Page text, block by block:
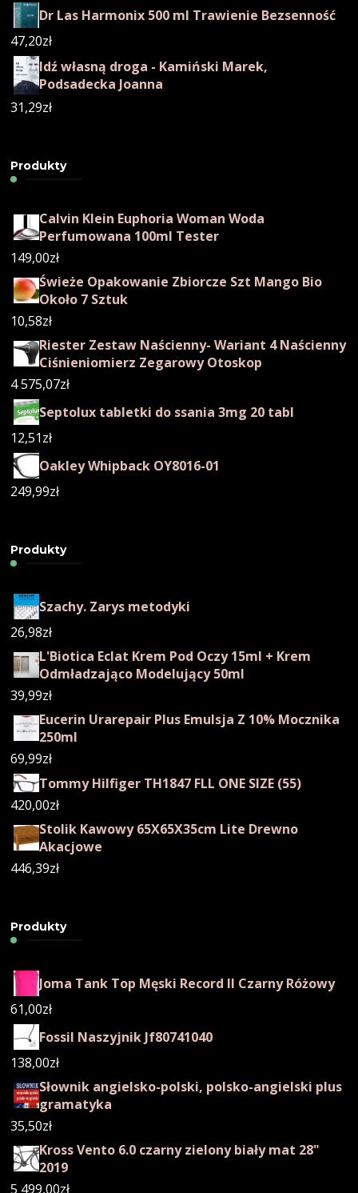
Dr Las Harmonix 500 ml Trawienie Bezsenność
47,20zł
Idź własną droga - Kamiński Marek,
Podsadecka Joanna
31,29zł
Produkty
Calvin Klein Euphoria Woman Woda
Perfumowana 100ml Tester
149,00zł
Świeże Opakowanie Zbiorcze Szt Mango Bio
Około 7 Sztuk
10,58zł
Riester Zestaw Naścienny- Wariant 4 Naścienny
Ciśnieniomierz Zegarowy Otoskop
4 575,07zł
Septolux tabletki do ssania 3mg 20 tabl
12,51zł
Oakley Whipback OY8016-01
249,99zł
Produkty
Szachy. Zarys metodyki
26,98zł
L'Biotica Eclat Krem Pod Oczy 15ml + Krem
Odmładzająco Modelujący 50ml
39,99zł
Eucerin Urarepair Plus Emulsja Z 10% Mocznika
250ml
69,99zł
Tommy Hilfiger TH1847 FLL ONE SIZE (55)
420,00zł
Stolik Kawowy 65X65X35cm Lite Drewno
Akacjowe
446,39zł
Produkty
Joma Tank Top Męski Record II Czarny Różowy
61,00zł
Fossil Naszyjnik Jf80741040
138,00zł
Słownik angielsko-polski, polsko-angielski plus
gramatyka
35,50zł
Kross Vento 6.0 czarny zielony biały mat 28"
2019
5 499,00zł